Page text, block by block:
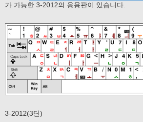
가 가능한 3-2012의 응용판이 있습니다.
3-2012(3단)